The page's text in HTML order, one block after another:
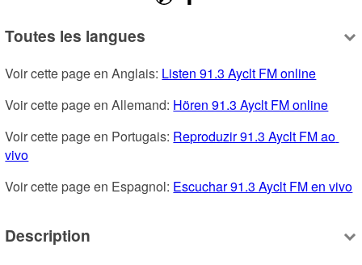
Toutes les langues
Voir cette page en Anglais: Listen 91.3 Ayclt FM online
Voir cette page en Allemand: Hören 91.3 Ayclt FM online
Voir cette page en Portugais: Reproduzir 91.3 Ayclt FM ao
vivo
Voir cette page en Espagnol: Escuchar 91.3 Ayclt FM en vivo
Description